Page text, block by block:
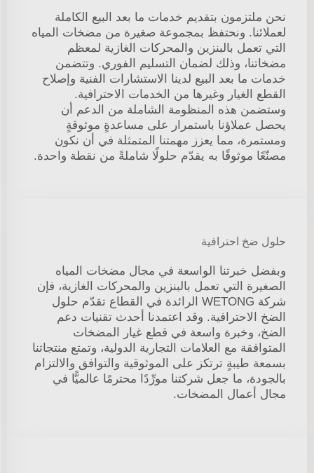
نحن ملتزمون بتقديم خدمات ما بعد البيع الكاملة
لعملائنا. ونحتفظ بمجموعة صغيرة من مضخات المياه
التي تعمل بالبنزين والمحركات الغازية لمعظم
مضخاتنا، وذلك لضمان التسليم الفوري. وتتضمن
خدمات ما بعد البيع لدينا الاستشارات الفنية وإصلاح
القطع الغيار وغيرها من الخدمات الاحترافية.
وستضمن هذه المنظومة الشاملة من الدعم أن
يحصل عملاؤنا باستمرار على مساعدةٍ موثوقةٍ
ومستمرة، مما يعزز مهمتنا المتمثلة في أن نكون
مصنّعًا موثوقًا به يقدّم حلولًا شاملةً من نقطة واحدة.
حلول ضخ احترافية
وبفضل خبرتنا الواسعة في مجال مضخات المياه
الصغيرة التي تعمل بالبنزين والمحركات الغازية، فإن
شركة WETONG الرائدة في القطاع تقدّم حلول
الضخ الاحترافية. وقد اعتمدنا أحدث تقنيات دعم
الضخ، وخبرة واسعة في قطع غيار المضخات
المتوافقة مع العلامات التجارية الدولية، وتمتع منتجاتنا
بسمعة طيبةٍ ترتكز على الموثوقية والتوافق والالتزام
بالجودة، ما جعل شركتنا مورِّدًا محترمًا عالميًّا في
مجال أعمال المضخات.